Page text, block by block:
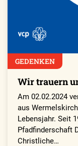
GEDENKEN
Wir trauern
Am 02.02.2024
aus
Lebensjahr. Seit
Pfadfinderschaft
Christliche…